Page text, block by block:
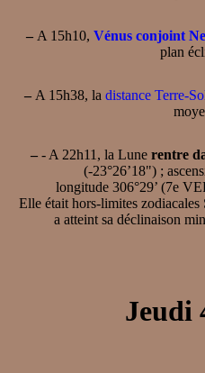
–A 15h10, Vénus conjoint
plan
– A 15h38, la distance Terre-
– - A 22h11, la Lune rentre
(-23°26’18") ;
longitude 306°29’ (7e
Elle était hors-limites zodiacales
a atteint sa déclinaison
Jeudi